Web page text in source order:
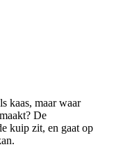
kaas, maar waar
De
kuip zit, en gaat op